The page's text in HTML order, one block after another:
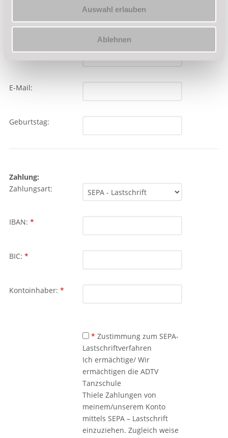
Auswahl erlauben
Ablehnen